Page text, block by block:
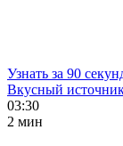
Узнать за 90
Вкусный
03:30
2 мин